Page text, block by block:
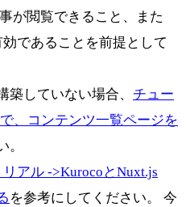
が閲覧できること、また
であることを前提として
築していない場合、 チュー
、コンテンツ一覧ページを
。
アル ->KurocoとNuxt.js
を参考にしてください。 今